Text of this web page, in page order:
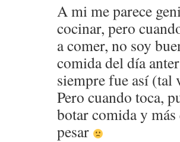
A mi me parece
cocinar, pero
a comer, no soy
comida del día
siempre fue así (tal
Pero cuando toca,
botar comida y más
pesar